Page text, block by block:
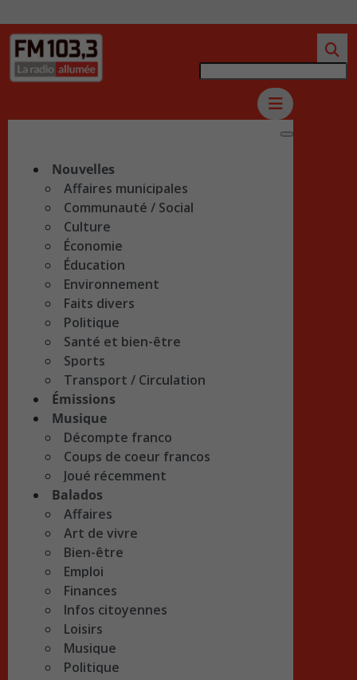
Nouvelles
Affaires municipales
Communauté / Social
Culture
Économie
Éducation
Environnement
Faits divers
Politique
Santé et bien-être
Sports
Transport / Circulation
Émissions
Musique
Décompte franco
Coups de coeur francos
Joué récemment
Balados
Affaires
Art de vivre
Bien-être
Emploi
Finances
Infos citoyennes
Loisirs
Musique
Politique